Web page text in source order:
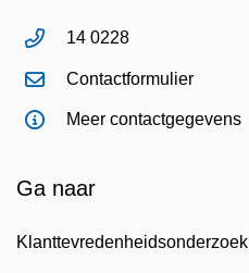
14 0228
Contactformulier
Meer contactgegevens
Ga naar
Klanttevredenheidsonderzoek